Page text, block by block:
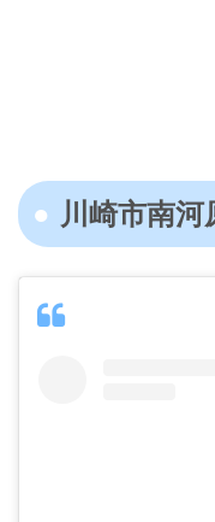
川崎市南河